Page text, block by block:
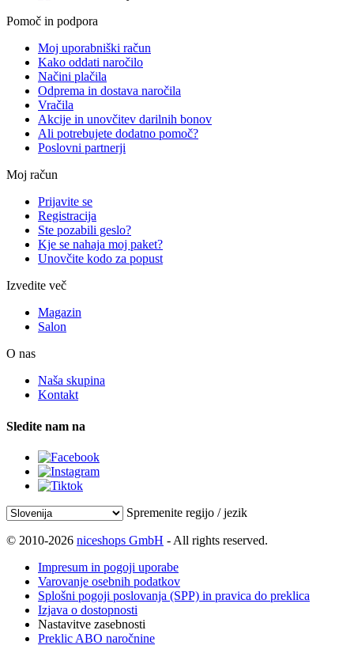
Pomoč in podpora
Moj uporabniški račun
Kako oddati naročilo
Načini plačila
Odprema in dostava naročila
Vračila
Akcije in unovčitev darilnih bonov
Ali potrebujete dodatno pomoč?
Poslovni partnerji
Moj račun
Prijavite se
Registracija
Ste pozabili geslo?
Kje se nahaja moj paket?
Unovčite kodo za popust
Izvedite več
Magazin
Salon
O nas
Naša skupina
Kontakt
Sledite nam na
Spremenite regijo / jezik
© 2010-2026 niceshops GmbH - All rights reserved.
Impresum in pogoji uporabe
Varovanje osebnih podatkov
Splošni pogoji poslovanja (SPP) in pravica do preklica
Izjava o dostopnosti
Nastavitve zasebnosti
Preklic ABO naročnine